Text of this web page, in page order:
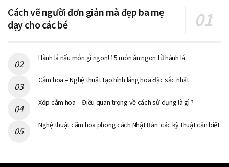
Cách vẽ người đơn giản mà đẹp ba mẹ
dạy cho các bé
Hành lá nấu món gì ngon! 15 món ăn ngon từ hành lá
Cắm hoa – Nghệ thuật tạo hình lẵng hoa đặc sắc nhất
Xốp cắm hoa – Điều quan trọng về cách sử dụng là gì ?
Nghệ thuật cắm hoa phong cách Nhật Bản: các kỹ thuật cần biết